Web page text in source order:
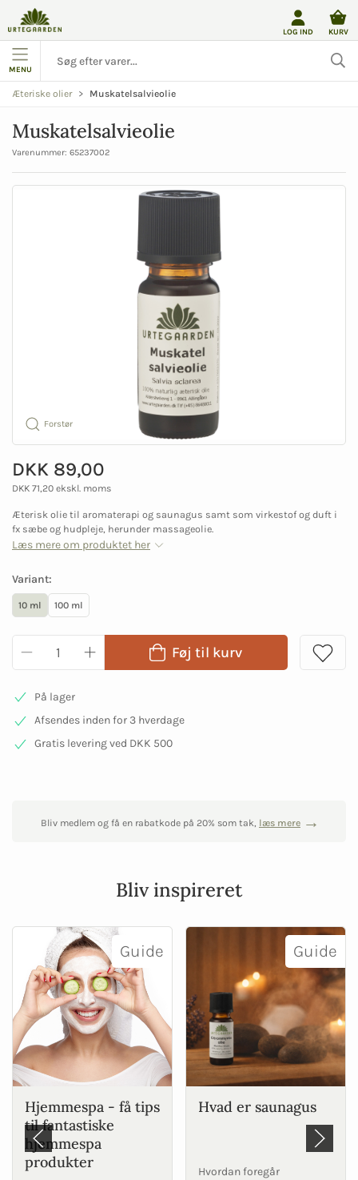
LOG IND KURV
MENU
Æteriske olier Muskatelsalvieolie
Muskatelsalvieolie
Varenummer: 65237002
Forstør
DKK 89,00
DKK 71,20 ekskl. moms
Æterisk olie til aromaterapi og saunagus samt som virkestof og duft i
fx sæbe og hudpleje, herunder massageolie.
Læs mere om produktet her
Variant:
10 ml 100 ml
Føj til kurv
På lager
Afsendes inden for 3 hverdage
Gratis levering ved DKK 500
Bliv medlem og få en rabatkode på 20% som tak, læs mere
Bliv inspireret
Guide
Hjemmespa - få tips
til fantastiske
hjemmespa
produkter
Guide
Hvad er saunagus
Hvordan foregår